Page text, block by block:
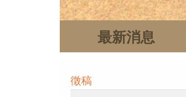
最新消息
徵稿